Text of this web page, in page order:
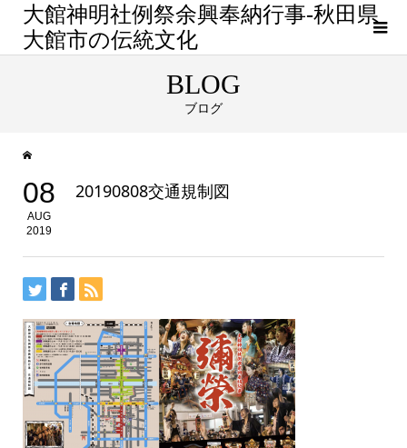
大館神明社例祭余興奉納行事-秋田県
大館市の伝統文化
BLOG
ブログ
08
AUG
2019
20190808交通規制図